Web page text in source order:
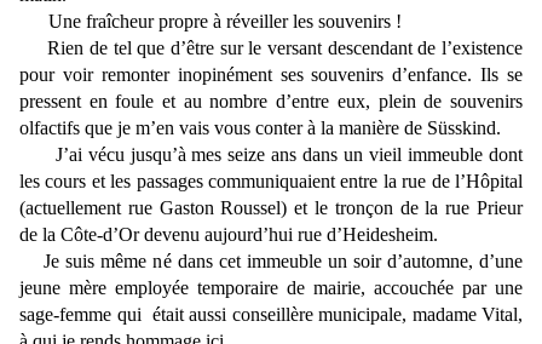
Une fraîcheur propre à réveiller les souvenirs !
Rien de tel que d’être sur le versant descendant de l’existence
pour voir remonter inopinément ses souvenirs d’enfance. Ils se
pressent en foule et au nombre d’entre eux, plein de souvenirs
olfactifs que je m’en vais vous conter à la manière de Süsskind.
J’ai vécu jusqu’à mes seize ans dans un vieil immeuble dont
les cours et les passages communiquaient entre la rue de l’Hôpital
(actuellement rue Gaston Roussel) et le tronçon de la rue Prieur
de la Côte-d’Or devenu aujourd’hui rue d’Heidesheim.
Je suis même né dans cet immeuble un soir d’automne, d’une
jeune mère employée temporaire de mairie, accouchée par une
sage-femme qui était aussi conseillère municipale, madame Vital,